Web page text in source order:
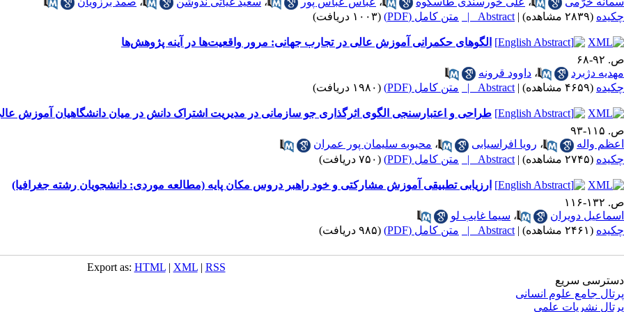
چکیده (۲۸۳۹ مشاهده) |
Abstract | متن کامل (PDF) (۱۰۰۳ دریافت)
الگوهای حکمرانی آموزش عالی در تجارب جهانی: مرور واقعیت‌ها در آینه پژوهش‌ها
ص. ۹۲-۶۸
مهدیه دژبرد
، داوود قرونه
چکیده (۴۶۵۹ مشاهده) |
Abstract | متن کامل (PDF) (۱۹۸۰ دریافت)
طراحی و اعتبارسنجی الگوی اثرگذاری جو سازمانی در مدیریت اشتراک دانش در میان دانشگاهیان آموزش
ص. ۱۱۵-۹۳
اعظم واله
، رویا افراسیابی ، محبوبه سلیمان پور عمران
چکیده (۲۷۴۵ مشاهده) |
Abstract | متن کامل (PDF) (۷۵۰ دریافت)
ارزیابی تطبیقی آموزش مشارکتی و خود راهبر دروس مکان پایه (مطالعه موردی: دانشجویان رشته جغرافیا)
ص. ۱۳۲-۱۱۶
اسماعیل دویران
، سیما غایب لو
چکیده (۲۴۶۱ مشاهده) |
Abstract | متن کامل (PDF) (۹۸۵ دریافت)
Export as: HTML| XML| RSS
دسترسی سریع
پرتال جامع علوم انسانی
پرتال نشریات علمی